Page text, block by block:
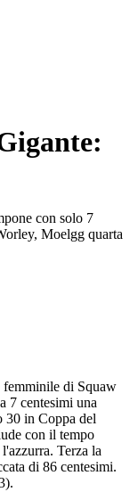
con solo 7
Moelgg quarta
di Squaw
7 centesimi una
30 in Coppa del
con il tempo
Terza la
di 86 centesimi.